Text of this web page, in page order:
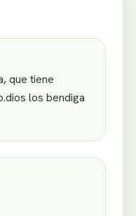
que tiene
los bendiga